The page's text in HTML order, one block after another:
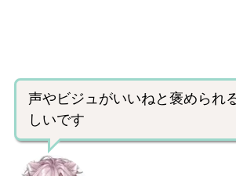
声やビジュがいいねと褒められ
しいです